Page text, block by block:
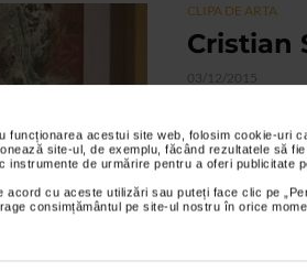
acestui site web, folosim cookie-uri
site-ul, de exemplu, făcând rezultatele să
de urmărire pentru a oferi publicitate
acord cu aceste utilizări sau puteți face clic pe
consimțământul pe site-ul nostru în orice
CLIPA DE ARTA
Cristian
03/12/2015
In cadrul
Cristian Sida,
pagini...